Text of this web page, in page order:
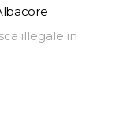
illegale in